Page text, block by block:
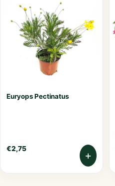
Euryops Pectinatus
€2,75
+